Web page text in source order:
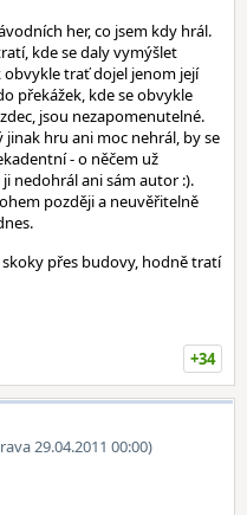
her, co jsem kdy hrál.
kde se daly vymýšlet
obvykle trať dojel jenom její
překážek, kde se obvykle
jsou nezapomenutelné.
hru ani moc nehrál, by se
- o něčem už
nedohrál ani sám autor :).
později a neuvěřitelně
přes budovy, hodně tratí
+34
29.04.2011 00:00)